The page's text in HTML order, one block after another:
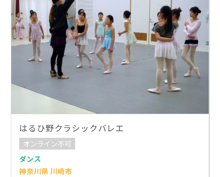
はるひ野クラシックバレエ
オンライン不可
ダンス
神奈川県 川崎市